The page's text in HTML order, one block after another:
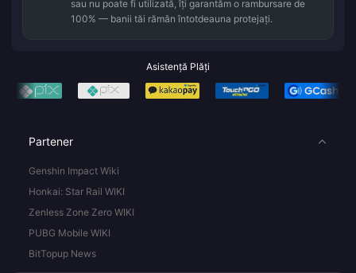
sau nu poate fi utilizată, îți garantăm o rambursare de
100% — banii tăi rămân întotdeauna protejați.
Asistență Plăți
Partener
Genshin Impact Wiki
Honkai: Star Rail WIKI
Zenless Zone Zero WIKI
PUBG Mobile WIKI
BitTopup News